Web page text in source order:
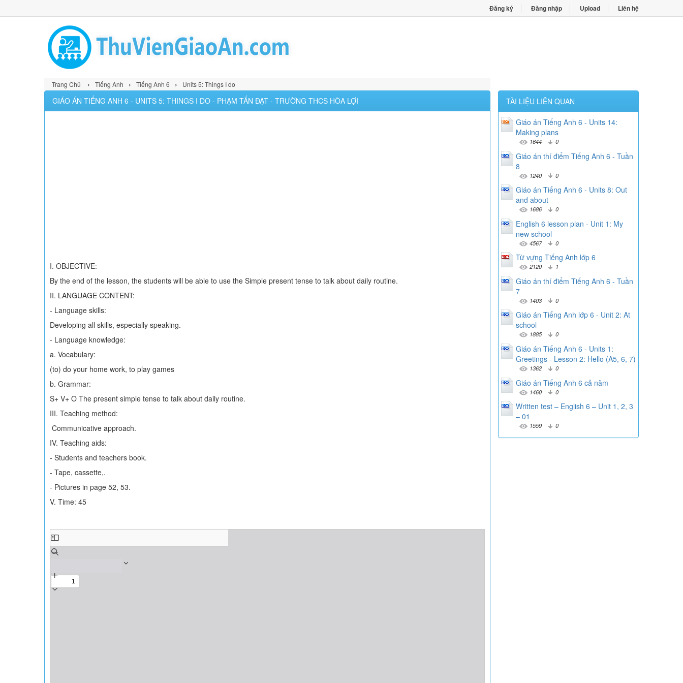
Đăng ký Đăng nhập Upload Liên hệ
Trang Chủ › Tiếng Anh › Tiếng Anh 6 › Units 5: Things I do
GIÁO ÁN TIẾNG ANH 6 - UNITS 5: THINGS I DO - PHẠM TẤN ĐẠT - TRƯỜNG THCS HÒA LỢI
I. OBJECTIVE:
By the end of the lesson, the students will be able to use the Simple present tense to talk about daily routine.
II. LANGUAGE CONTENT:
- Language skills:
Developing all skills, especially speaking.
- Language knowledge:
a. Vocabulary:
(to) do your home work, to play games
b. Grammar:
S+ V+ O The present simple tense to talk about daily routine.
III. Teaching method:
Communicative approach.
IV. Teaching aids:
- Students and teachers book.
- Tape, cassette,.
- Pictures in page 52, 53.
V. Time: 45
TÀI LIỆU LIÊN QUAN
Giáo án Tiếng Anh 6 - Units 14:
Making plans
1644 0
Giáo án thí điểm Tiếng Anh 6 - Tuần
8
1240 0
Giáo án Tiếng Anh 6 - Units 8: Out
and about
1686 0
English 6 lesson plan - Unit 1: My
new school
4567 0
Từ vựng Tiếng Anh lớp 6
2120 1
Giáo án thí điểm Tiếng Anh 6 - Tuần
7
1403 0
Giáo án Tiếng Anh lớp 6 - Unit 2: At
school
1885 0
Giáo án Tiếng Anh 6 - Units 1:
Greetings - Lesson 2: Hello (A5, 6, 7)
1362 0
Giáo án Tiếng Anh 6 cả năm
1460 0
Written test – English 6 – Unit 1, 2, 3
– 01
1559 0